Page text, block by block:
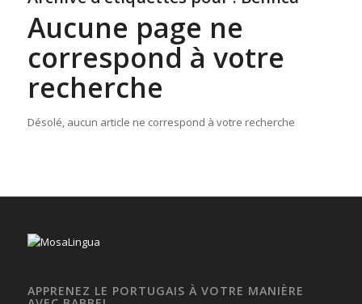
Aucune page ne
correspond à votre
recherche
Désolé, aucun article ne correspond à votre recherche
APPRENEZ LE PORTUGAIS À VOTRE MANIÈRE